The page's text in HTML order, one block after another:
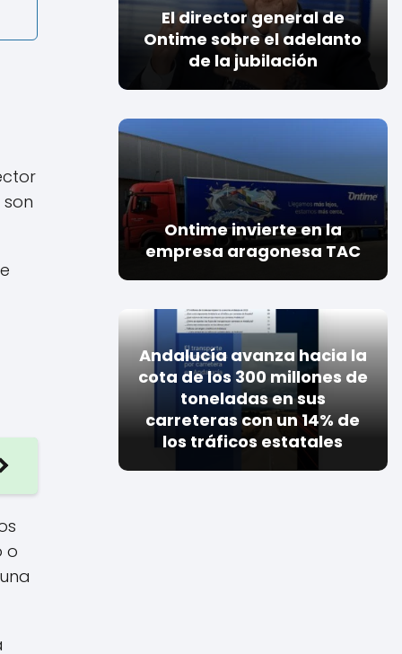
o
El director general de
Ontime sobre el adelanto
de la jubilación
Ontime invierte en la
empresa aragonesa TAC
Andalucía avanza hacia la
cota de los 300 millones de
toneladas en sus
carreteras con un 14% de
los tráficos estatales